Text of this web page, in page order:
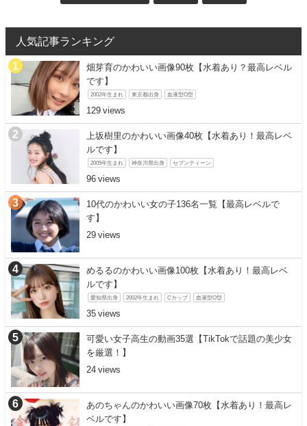
人気記事ランキング
畑芽育のかわいい画像90枚【水着あり？最高レベル
です】
2002年生まれ 東京都出身 血液型O型
129
上坂樹里のかわいい画像40枚【水着あり！最高レベ
ルです】
2005年生まれ 神奈川県出身 セブンティーン
96
10代のかわいい女の子136名一覧【最高レベルで
す】
29
めるるのかわいい画像100枚【水着あり！最高レベ
ルです】
愛知県出身 2002年生まれ Cカップ 血液型O型
35
可愛い女子高生の動画35選【TikTokで話題の美少女
を厳選！】
24
あのちゃんのかわいい画像70枚【水着あり！最高レ
ベルです】